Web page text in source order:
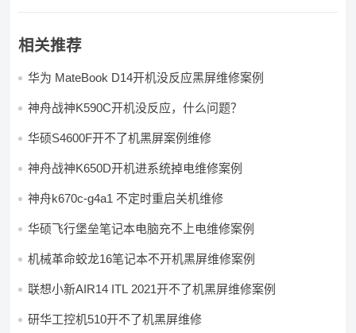
相关推荐
华为 MateBook D14开机没反应黑屏维修案例
神舟战神K590C开机没反应，什么问题？
华硕S4600F开不了机黑屏案例维修
神舟战神K650D开机进系统掉电维修案例
神舟k670c-g4a1 不定时重启关机维修
华硕飞行堡垒笔记本电脑充不上电维修案例
机械革命蛟龙16笔记本不开机黑屏维修案例
联想小新AIR14 ITL 2021开不了机黑屏维修案例
研华工控机510开不了机黑屏维修